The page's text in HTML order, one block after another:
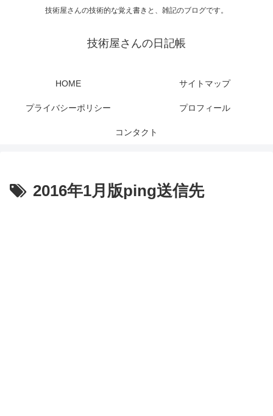
技術屋さんの技術的な覚え書きと、雑記のブログです。
技術屋さんの日記帳
HOME サイトマップ
プライバシーポリシー プロフィール
コンタクト
2016年1月版ping送信先